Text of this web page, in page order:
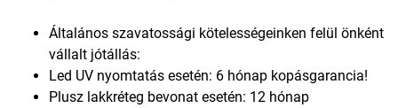
Általános szavatossági kötelességeinken felül önként
vállalt jótállás:
Led UV nyomtatás esetén: 6 hónap kopásgarancia!
Plusz lakkréteg bevonat esetén: 12 hónap